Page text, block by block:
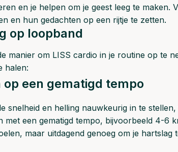
en je helpen om je geest leeg te maken.
en hun gedachten op een rijtje te zetten.
op loopband
manier om LISS cardio in je routine op te
halen:
een gematigd tempo
snelheid en helling nauwkeurig in te
met een gematigd tempo, bijvoorbeeld 4-6
maar uitdagend genoeg om je hartslag